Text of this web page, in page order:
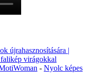
újrahasznosítására |
virágokkal
- Nyolc képes